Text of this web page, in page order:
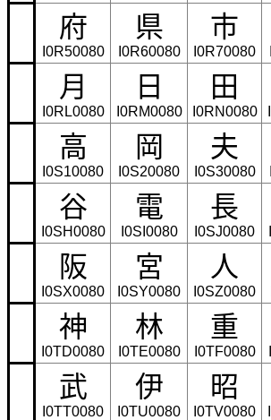
府
I0R50080
県
I0R60080
市
I0R70080
月
I0RL0080
日
I0RM0080
田
I0RN0080
高
I0S10080
岡
I0S20080
夫
I0S30080
谷
I0SH0080
電
I0SI0080
長
I0SJ0080
阪
I0SX0080
宮
I0SY0080
人
I0SZ0080
神
I0TD0080
林
I0TE0080
重
I0TF0080
武
I0TT0080
伊
I0TU0080
昭
I0TV0080